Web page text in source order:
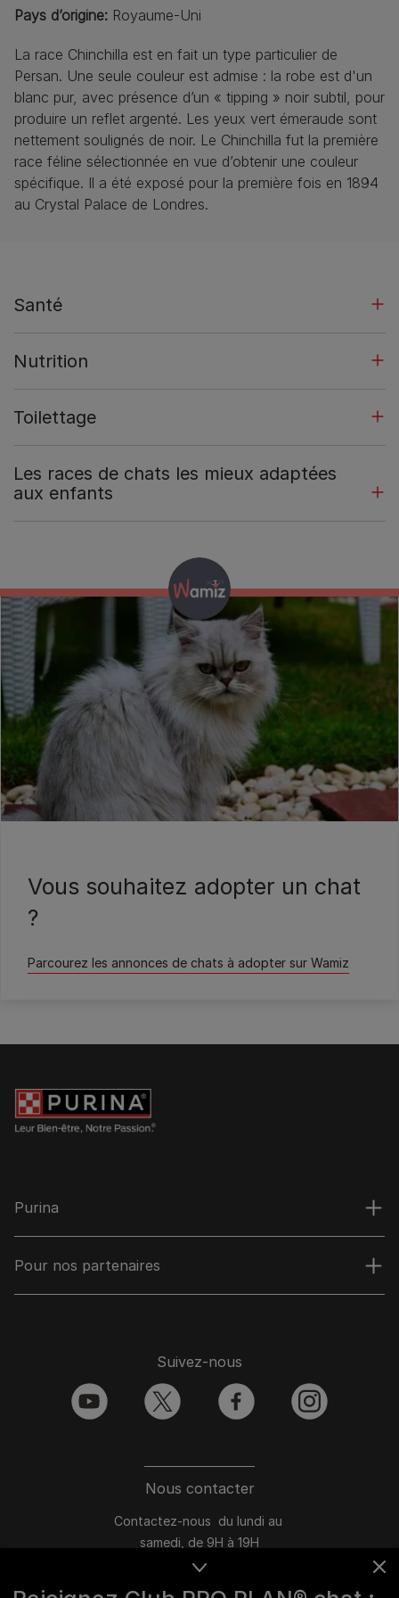
Pays d’origine: Royaume-Uni
La race Chinchilla est en fait un type particulier de
Persan. Une seule couleur est admise : la robe est d'un
blanc pur, avec présence d’un « tipping » noir subtil, pour
produire un reflet argenté. Les yeux vert émeraude sont
nettement soulignés de noir. Le Chinchilla fut la première
race féline sélectionnée en vue d’obtenir une couleur
spécifique. Il a été exposé pour la première fois en 1894
au Crystal Palace de Londres.
Santé
Nutrition
Toilettage
Les races de chats les mieux adaptées
aux enfants
Vous souhaitez adopter un chat
?
Parcourez les annonces de chats à adopter sur Wamiz
Purina
Pour nos partenaires
Nous contacter
Contactez-nous du lundi au
samedi, de 9H à 19H
Suivez-nous
youtube twitter facebook instagram